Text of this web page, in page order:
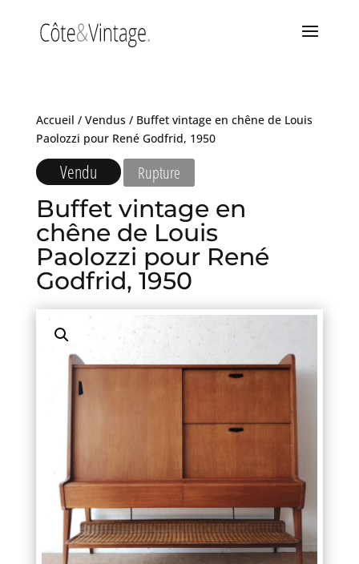
Accueil / Vendus/ Buffet vintage en chêne de Louis
Paolozzi pour René Godfrid, 1950
Vendu Rupture
Buffet vintage en
chêne de Louis
Paolozzi pour René
Godfrid, 1950